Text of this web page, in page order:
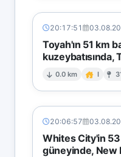
20:17:51
Toyah'ın 51 km
kuzeybatısında,
0.0 km I
20:06:57
Whites City'in
güneyinde, New